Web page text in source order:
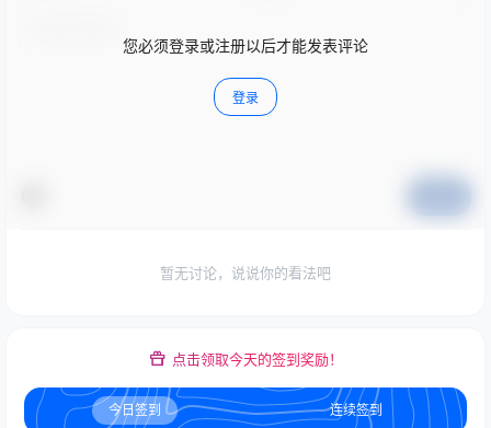
您必须登录或注册以后才能发表评论
登录
暂无讨论，说说你的看法吧
点击领取今天的签到奖励！
今日签到 连续签到